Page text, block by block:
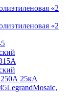
«2
«2
25кА